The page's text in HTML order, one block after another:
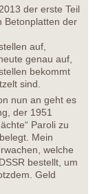
der erste Teil
Betonplatten der
auf,
genau auf,
bekommt
sind.
nun an geht es
der 1951
Paroli zu
Mein
welche
bestellt, um
Geld